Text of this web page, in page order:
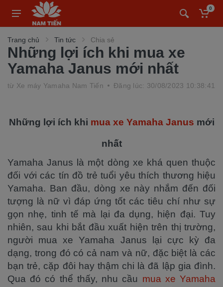
0
Trang chủ Tin tức Chia sẻ
Những lợi ích khi mua xe
Yamaha Janus mới nhất
từ Xe máy Yamaha Nam Tiến Đăng lúc: 30/08/2023 10:38:41
Những lợi ích khi mua xe Yamaha Janus mới
nhất
Yamaha Janus là một dòng xe khá quen thuộc
đối với các tín đồ trẻ tuổi yêu thích thương hiệu
Yamaha. Ban đầu, dòng xe này nhắm đến đối
tượng là nữ vì đáp ứng tốt các tiêu chí như sự
gọn nhẹ, tinh tế mà lại đa dụng, hiện đại. Tuy
nhiên, sau khi bắt đầu xuất hiện trên thị trường,
người mua xe Yamaha Janus lại cực kỳ đa
dạng, trong đó có cả nam và nữ, đặc biệt là các
bạn trẻ, cặp đôi hay thậm chi là đã lập gia đình.
Qua đó có thể thấy, nhu cầu mua xe Yamaha